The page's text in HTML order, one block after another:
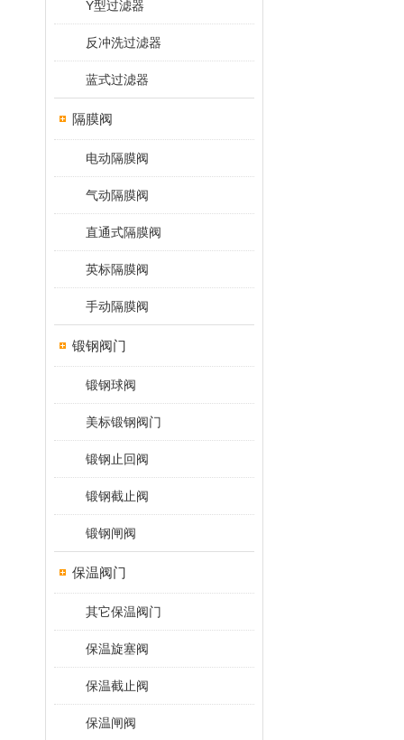
Y型过滤器
反冲洗过滤器
蓝式过滤器
隔膜阀
电动隔膜阀
气动隔膜阀
直通式隔膜阀
英标隔膜阀
手动隔膜阀
锻钢阀门
锻钢球阀
美标锻钢阀门
锻钢止回阀
锻钢截止阀
锻钢闸阀
保温阀门
其它保温阀门
保温旋塞阀
保温截止阀
保温闸阀